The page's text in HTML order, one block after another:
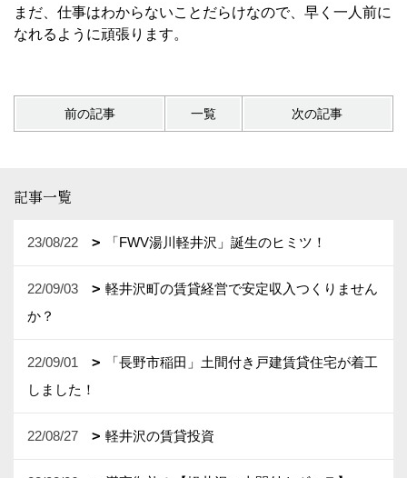
まだ、仕事はわからないことだらけなので、早く一人前に
なれるように頑張ります。
前の記事 一覧 次の記事
記事一覧
23/08/22 「FWV湯川軽井沢」誕生のヒミツ！
22/09/03
軽井沢町の賃貸経営で安定収入つくりません
か？
22/09/01
「長野市稲田」土間付き戸建賃貸住宅が着工
しました！
22/08/27 軽井沢の賃貸投資